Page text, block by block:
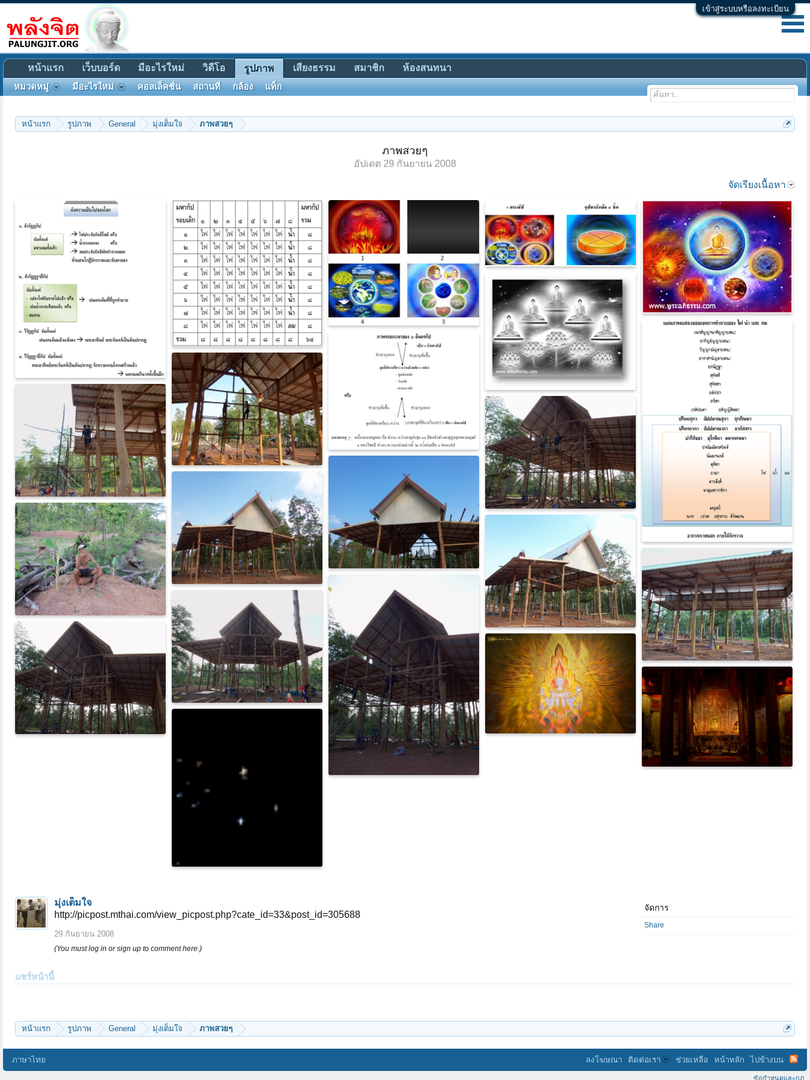
เข้าสู่ระบบหรือลงทะเบียน
หน้าแรก รูปภาพ General มุ่งเต็มใจ ภาพสวยๆ
ภาพสวยๆ
อัปเดต 29 กันยายน 2008
จัดเรียงเนื้อหา
มุ่งเต็มใจ
http://picpost.mthai.com/view_picpost.php?cate_id=33&post_id=305688
29 กันยายน 2008
(You must log in or sign up to comment here.)
จัดการ
Share
แชร์หน้านี้
หน้าแรก รูปภาพ General มุ่งเต็มใจ ภาพสวยๆ
หน้าแรก เว็บบอร์ด มีอะไรใหม่ วิดีโอ รูปภาพ
หมวดหมู่ มีอะไรใหม่ คอลเล็คชั่น สถานที่ กล้อง แท็ก
เสียงธรรม สมาชิก ห้องสนทนา
ภาษาไทย ลงโฆษณา ติดต่อเรา ช่วยเหลือ หน้าหลัก ไปข้างบน
ข้อกำหนดและกฎ